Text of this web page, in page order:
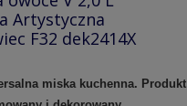
Artystyczna
F32 dek2414X
miska kuchenna. Produkt